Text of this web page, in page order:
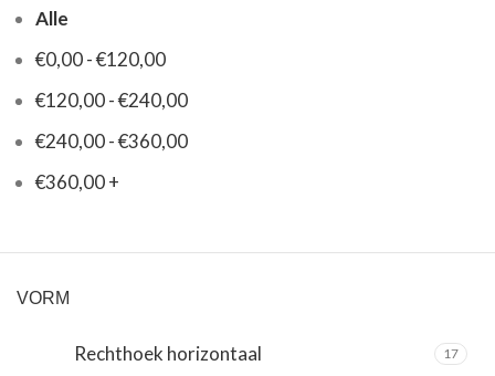
Alle
€0,00-€120,00
€120,00-€240,00
€240,00-€360,00
€360,00+
VORM
Rechthoek horizontaal 17